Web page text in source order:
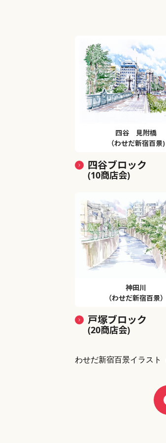
四谷 見附橋
（わせだ新宿百景)
四谷ブロック
(10商店会)
神田川
（わせだ新宿百景）
戸塚ブロック
(20商店会)
わせだ新宿百景イラスト